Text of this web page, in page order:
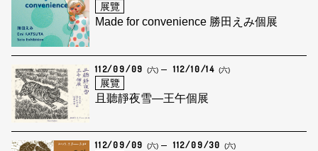
展覽
Made for convenience 勝田えみ個展
112/09/09 (六) 112/10/14 (六)
展覽
且聽靜夜雪—王午個展
112/09/09 (六) 112/09/30 (六)